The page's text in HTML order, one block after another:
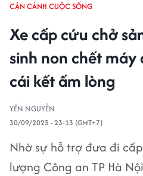
CẬN CẢNH CUỘC SỐNG
Xe cấp cứu chở
sinh non chết
cái kết ấm lòng
YẾN NGUYỄN
30/09/2025 - 23:13 (GMT+7)
Nhờ sự hỗ trợ đưa đi
lượng Công an TP Hà